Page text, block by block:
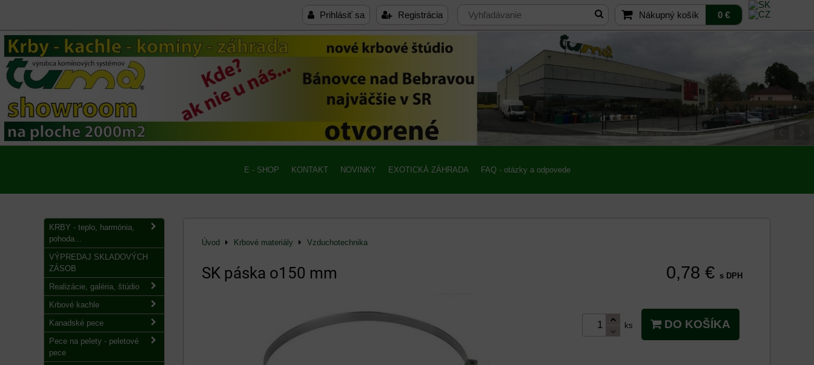
Prihlásiť sa Registrácia Nákupný košík 0 €
E - SHOP KONTAKT NOVINKY EXOTICKÁ ZÁHRADA FAQ - otázky a odpovede
Úvod Krbové materiály Vzduchotechnika
SK páska o150 mm 0,78 € s DPH
ks DO KOŠÍKA
KRBY - teplo, harmónia,
pohoda...
VÝPREDAJ SKLADOVÝCH
ZÁSOB
Realizácie, galéria, štúdio
Krbové kachle
Kanadské pece
Pece na pelety - peletové
pece